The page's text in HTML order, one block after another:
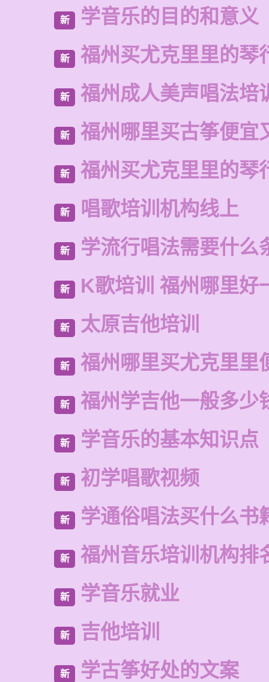
新 学音乐的目的和意义
新 福州买尤克里里的琴
新 福州成人美声唱法培
新 福州哪里买古筝便宜
新 福州买尤克里里的琴
新 唱歌培训机构线上
新 学流行唱法需要什么
新 K歌培训 福州哪里好
新 太原吉他培训
新 福州哪里买尤克里里
新 福州学吉他一般多少
新 学音乐的基本知识点
新 初学唱歌视频
新 学通俗唱法买什么书
新 福州音乐培训机构排
新 学音乐就业
新 吉他培训
新 学古筝好处的文案